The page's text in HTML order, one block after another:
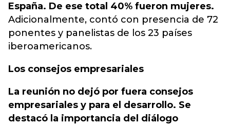
España. De ese total 40% fueron mujeres.
Adicionalmente, contó con presencia de 72
ponentes y panelistas de los 23 países
iberoamericanos.
Los consejos empresariales
La reunión no dejó por fuera consejos
empresariales y para el desarrollo. Se
destacó la importancia del diálogo